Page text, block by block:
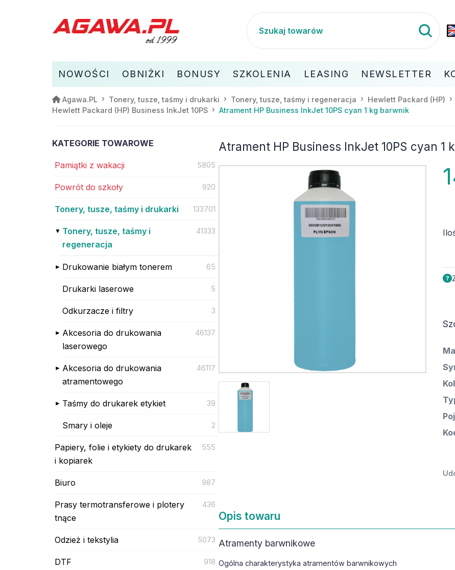
NOWOŚCI OBNIŻKI BONUSY SZKOLENIA LEASING NEWSLETTER
Agawa.PL Tonery, tusze, taśmy i drukarki Tonery, tusze, taśmy i regeneracja Hewlett Packard (HP)
Hewlett Packard (HP) Business InkJet 10PS
Atrament HP Business InkJet 10PS cyan 1 kg barwnik
KATEGORIE TOWAROWE
Pamiątki z wakacji 5805
Powrót do szkoły 920
Tonery, tusze, taśmy i drukarki 133701
Tonery, tusze, taśmy i
regeneracja
41333
Drukowanie białym tonerem 65
Drukarki laserowe 5
Odkurzacze i filtry 3
Akcesoria do drukowania
laserowego
46137
Akcesoria do drukowania
atramentowego
46117
Taśmy do drukarek etykiet 39
Smary i oleje 2
Papiery, folie i etykiety do drukarek
i kopiarek
555
Biuro 987
Prasy termotransferowe i plotery
tnące
436
Odzież i tekstylia 5073
DTF 918
Atrament HP Business InkJet 10PS cyan 1
Opis towaru
Atramenty barwnikowe
Ogólna charakterystyka atramentów barwnikowych